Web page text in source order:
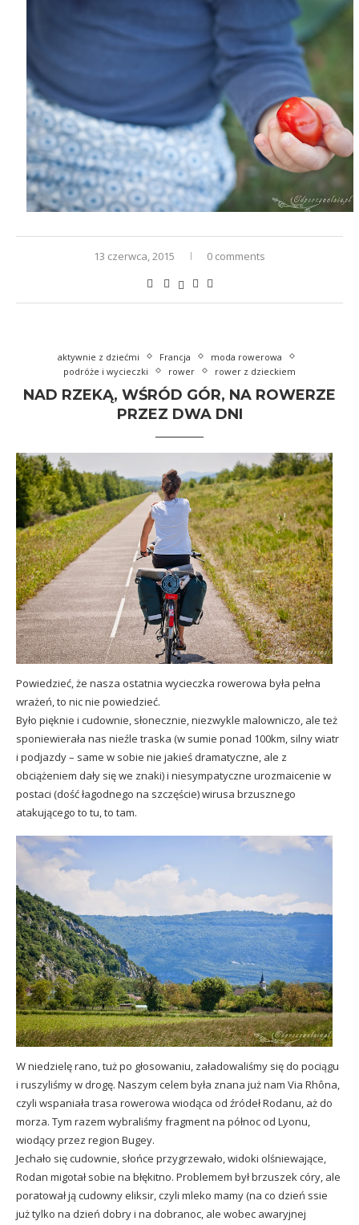
13 czerwca, 2015 0 comments
aktywnie z dziećmi Francja
moda rowerowa
podróże i wycieczki
rower rower z dzieckiem
NAD RZEKĄ, WŚRÓD GÓR, NA ROWERZE
PRZEZ DWA DNI
Powiedzieć, że nasza ostatnia wycieczka rowerowa była pełna
wrażeń, to nic nie powiedzieć.
Było pięknie i cudownie, słonecznie, niezwykle malowniczo, ale też
sponiewierała nas nieźle traska (w sumie ponad 100km, silny wiatr
i podjazdy – same w sobie nie jakieś dramatyczne, ale z
obciążeniem dały się we znaki) i niesympatyczne urozmaicenie w
postaci (dość łagodnego na szczęście) wirusa brzusznego
atakującego to tu, to tam.
W niedzielę rano, tuż po głosowaniu, załadowaliśmy się do pociągu
i ruszyliśmy w drogę. Naszym celem była znana już nam Via Rhôna,
czyli wspaniała trasa rowerowa wiodąca od źródeł Rodanu, aż do
morza. Tym razem wybraliśmy fragment na północ od Lyonu,
wiodący przez region Bugey.
Jechało się cudownie, słońce przygrzewało, widoki olśniewające,
Rodan migotał sobie na błękitno. Problemem był brzuszek córy, ale
poratował ją cudowny eliksir, czyli mleko mamy (na co dzień ssie
już tylko na dzień dobry i na dobranoc, ale wobec awaryjnej